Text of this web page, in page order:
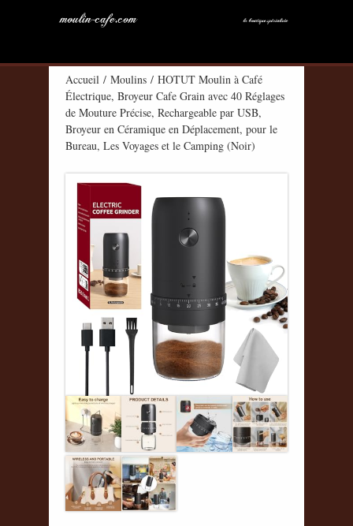
Accueil / Moulins / HOTUT Moulin à Café
Électrique, Broyeur Cafe Grain avec 40 Réglages
de Mouture Précise, Rechargeable par USB,
Broyeur en Céramique en Déplacement, pour le
Bureau, Les Voyages et le Camping (Noir)